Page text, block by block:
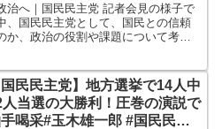
治へ｜国民民主党 記者会見の様子で
、国民民主党として、国民との信頼
、政治の役割や課題について考え
国民民主党】地方選挙で14人中
人当選の大勝利！圧巻の演説で
喝采#玉木雄一郎 #国民民主